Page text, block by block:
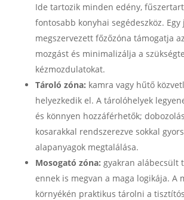
Ide tartozik minden edény,
fontosabb konyhai segédeszköz. Egy
megszervezett főzőzóna támogatja
mozgást és minimalizálja a
kézmozdulatokat.
Tároló zóna: kamra vagy hűtő
helyezkedik el. A tárolóhelyek
és könnyen hozzáférhetők;
kosarakkal rendszerezve sokkal
alapanyagok megtalálása.
Mosogató zóna: gyakran alábecsült
ennek is megvan a maga logikája. A
környékén praktikus tárolni a